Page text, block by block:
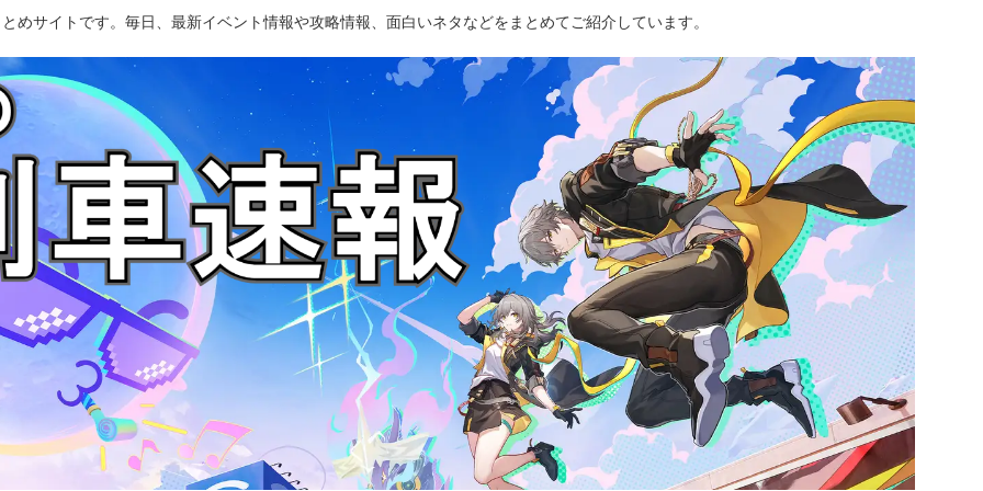
めサイトです。毎日、最新イベント情報や攻略情報、面白いネタなどをまとめてご紹介しています。